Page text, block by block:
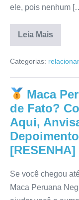
ele, pois nenhum
Leia Mais
Maca
Power
de
Mercado
Livre,
Para
que
Serve,
Bula,
Onde
Comprar,
Preço
Categorias:
Maca
de Fato?
Aqui,
[RESENHA]
Se você chegou
Maca Peruana